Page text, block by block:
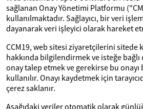
sağlanan Onay Yönetimi Platformu
kullanılmaktadır. Sağlayıcı, bir veri
dayanarak veri işleyici olarak hareket
CCM19, web sitesi ziyaretçilerini sitede
hakkında bilgilendirmek ve isteğe bağlı
onay talep etmek ve gerekirse bu onayı
kullanılır. Onayı kaydetmek için
çerez saklanır.
Aşağıdaki veriler otomatik olarak